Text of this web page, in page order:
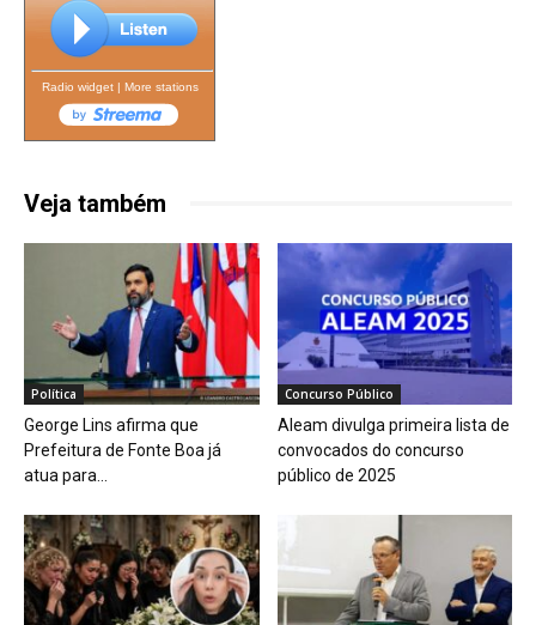
Radio widget| More stations
Veja também
Política
George Lins afirma que
Prefeitura de Fonte Boa já
atua para...
Concurso Público
Aleam divulga primeira lista de
convocados do concurso
público de 2025